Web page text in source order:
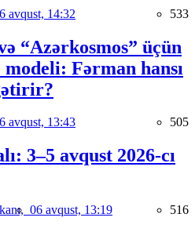
avqust, 14:32 533
“Azərkosmos” üçün
Fərman hansı
avqust, 13:43 505
3–5 avqust 2026-cı
06 avqust, 13:19 516